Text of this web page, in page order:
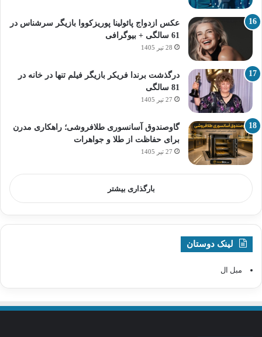
عکس ازدواج پائولینا پوریزکووا بازیگر سرشناس در
61 سالگی + بیوگرافی
28 تیر 1405
درگذشت برندا فریکر بازیگر فیلم تنها در خانه در
81 سالگی
27 تیر 1405
گاوصندوق آسانسوری طلافروشی؛ راهکاری مدرن
برای حفاظت از طلا و جواهرات
27 تیر 1405
بارگذاری بیشتر
لینک دوستان
مبل ال